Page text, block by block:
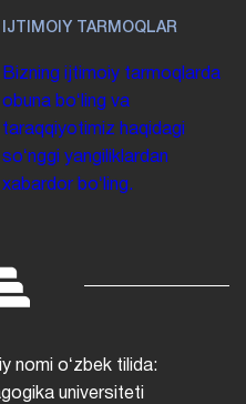
IJTIMOIY TARMOQLAR
Bizning ijtimoiy tarmoqlarda
obuna boʻling va
taraqqiyotimiz haqidagi
soʻnggi yangiliklardan
xabardor boʻling.
nomi oʻzbek tilida:
universiteti